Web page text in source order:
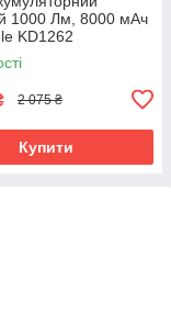
1000 Лм, 8000 мАч
KD1262
ліхтар riven
2 075 ₴
Купити